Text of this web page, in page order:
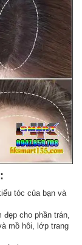
tóc của bạn và
cho phần trán,
mồ hôi, lớp trang